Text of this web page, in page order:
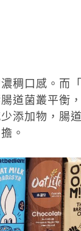
稠口感。而
道菌叢平衡
添加物，腸
。